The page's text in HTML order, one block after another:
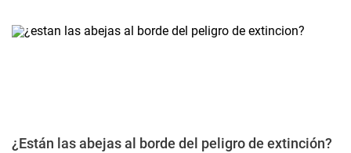
¿Están las abejas al borde del peligro de extinción?